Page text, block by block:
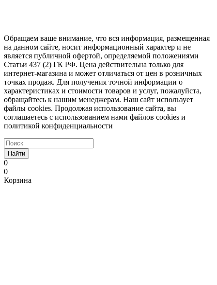
Обращаем ваше внимание, что вся информация, размещенная
на данном сайте, носит информационный характер и не
является публичной офертой, определяемой положениями
Статьи 437 (2) ГК РФ. Цена действительна только для
интернет-магазина и может отличаться от цен в розничных
точках продаж. Для получения точной информации о
характеристиках и стоимости товаров и услуг, пожалуйста,
обращайтесь к нашим менеджерам. Наш сайт использует
файлы cookies. Продолжая использование сайта, вы
соглашаетесь с использованием нами файлов cookies и
политикой конфиденциальности
Найти
0
0
Корзина